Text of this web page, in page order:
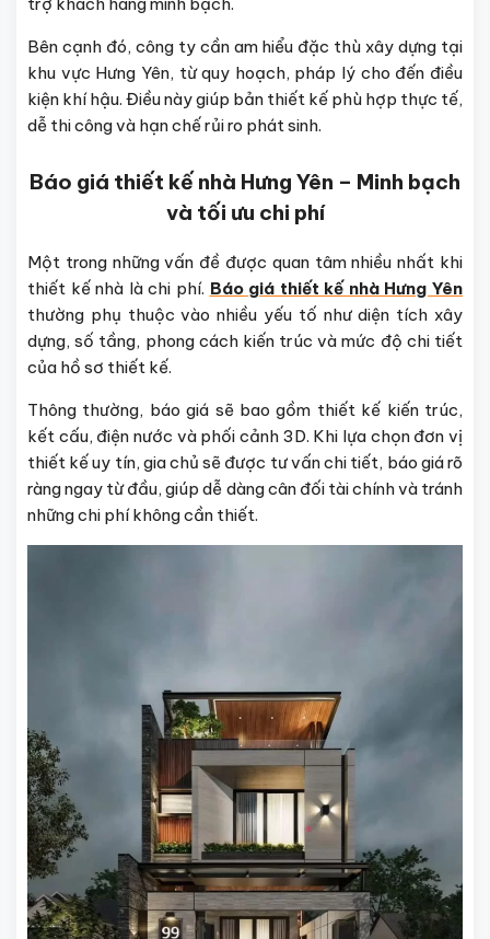
trợ khách hàng minh bạch.
Bên cạnh đó, công ty cần am hiểu đặc thù xây dựng tại
khu vực Hưng Yên, từ quy hoạch, pháp lý cho đến điều
kiện khí hậu. Điều này giúp bản thiết kế phù hợp thực tế,
dễ thi công và hạn chế rủi ro phát sinh.
Báo giá thiết kế nhà Hưng Yên – Minh bạch
và tối ưu chi phí
Một trong những vấn đề được quan tâm nhiều nhất khi
thiết kế nhà là chi phí. Báo giá thiết kế nhà Hưng Yên
thường phụ thuộc vào nhiều yếu tố như diện tích xây
dựng, số tầng, phong cách kiến trúc và mức độ chi tiết
của hồ sơ thiết kế.
Thông thường, báo giá sẽ bao gồm thiết kế kiến trúc,
kết cấu, điện nước và phối cảnh 3D. Khi lựa chọn đơn vị
thiết kế uy tín, gia chủ sẽ được tư vấn chi tiết, báo giá rõ
ràng ngay từ đầu, giúp dễ dàng cân đối tài chính và tránh
những chi phí không cần thiết.